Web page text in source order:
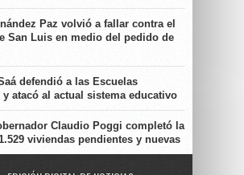
Paz volvió a fallar contra el
San Luis en medio del pedido de
defendió a las Escuelas
y atacó al actual sistema educativo
Claudio Poggi completó la
viviendas pendientes y nuevas